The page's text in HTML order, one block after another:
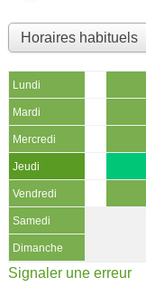
Lundi
Mardi
Mercredi
Jeudi
Vendredi
Samedi
Dimanche
Signaler une erreur